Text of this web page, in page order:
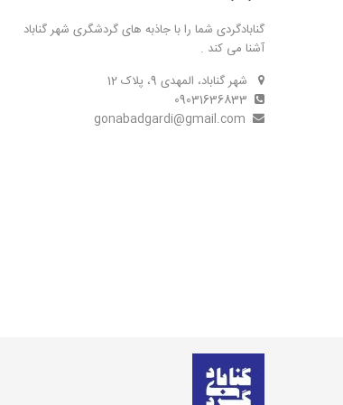
گنابادگردی شما را با جاذبه های گردشگری شهر گناباد
آشنا می کند .
شهر گناباد، المهدی 9، پلاک 12